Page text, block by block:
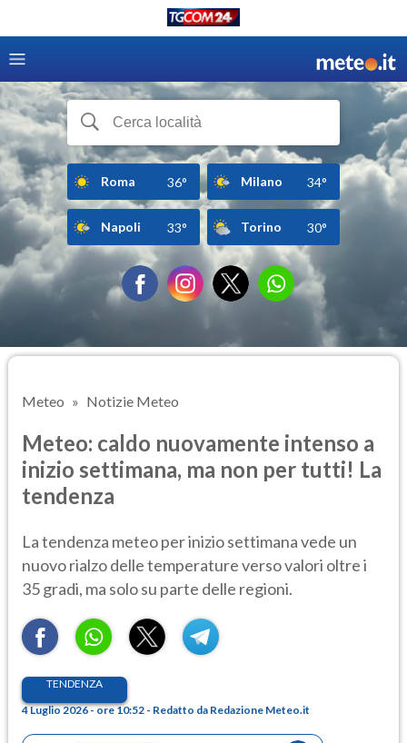
Roma 36° Milano 34°
Napoli 33° Torino 30°
Meteo Notizie Meteo
Meteo: caldo nuovamente intenso a
inizio settimana, ma non per tutti! La
tendenza
La tendenza meteo per inizio settimana vede un
nuovo rialzo delle temperature verso valori oltre i
35 gradi, ma solo su parte delle regioni.
TENDENZA
4 Luglio 2026 - ore 10:52 - Redatto da Redazione Meteo.it